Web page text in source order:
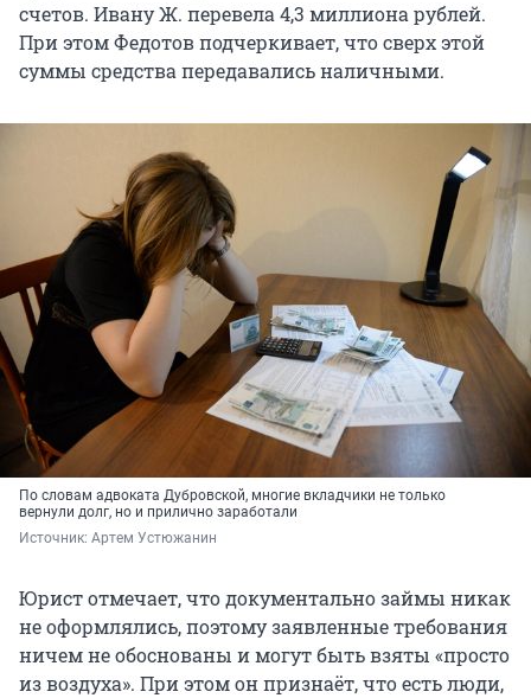
счетов. Ивану Ж. перевела 4,3 миллиона рублей.
При этом Федотов подчеркивает, что сверх этой
суммы средства передавались наличными.
По словам адвоката Дубровской, многие вкладчики не только
вернули долг, но и прилично заработали
Источник: Артем Устюжанин
Юрист отмечает, что документально займы никак
не оформлялись, поэтому заявленные требования
ничем не обоснованы и могут быть взяты «просто
из воздуха». При этом он признаёт, что есть люди,